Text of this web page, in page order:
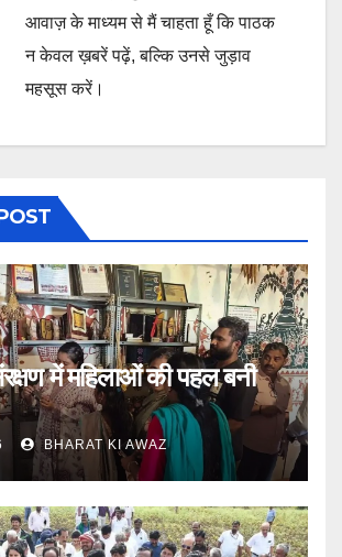
आवाज़ के माध्यम से मैं चाहता हूँ कि पाठक
न केवल ख़बरें पढ़ें, बल्कि उनसे जुड़ाव
महसूस करें।
में महिलाओं की पहल बनी
BHARAT KI AWAZ